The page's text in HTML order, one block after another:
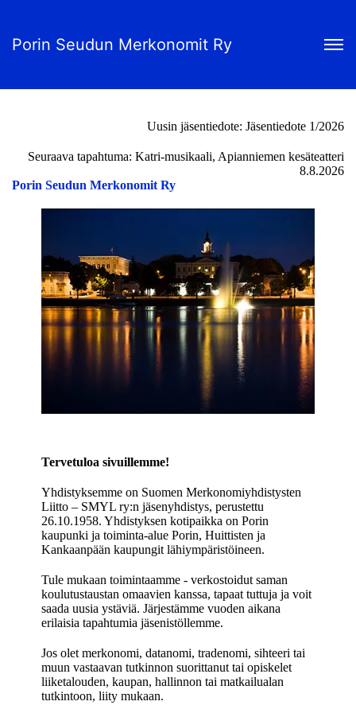
Porin Seudun Merkonomit Ry
Uusin jäsentiedote: Jäsentiedote 1/2026
Seuraava tapahtuma: Katri-musikaali, Apianniemen kesäteatteri
8.8.2026
Porin Seudun Merkonomit Ry
Tervetuloa sivuillemme!
Yhdistyksemme on Suomen Merkonomiyhdistysten
Liitto – SMYL ry:n jäsenyhdistys, perustettu
26.10.1958. Yhdistyksen kotipaikka on Porin
kaupunki ja toiminta-alue Porin, Huittisten ja
Kankaanpään kaupungit lähiympäristöineen.
Tule mukaan toimintaamme - verkostoidut saman
koulutustaustan omaavien kanssa, tapaat tuttuja ja voit
saada uusia ystäviä. Järjestämme vuoden aikana
erilaisia tapahtumia jäsenistöllemme.
Jos olet merkonomi, datanomi, tradenomi, sihteeri tai
muun vastaavan tutkinnon suorittanut tai opiskelet
liiketalouden, kaupan, hallinnon tai matkailualan
tutkintoon, liity mukaan.